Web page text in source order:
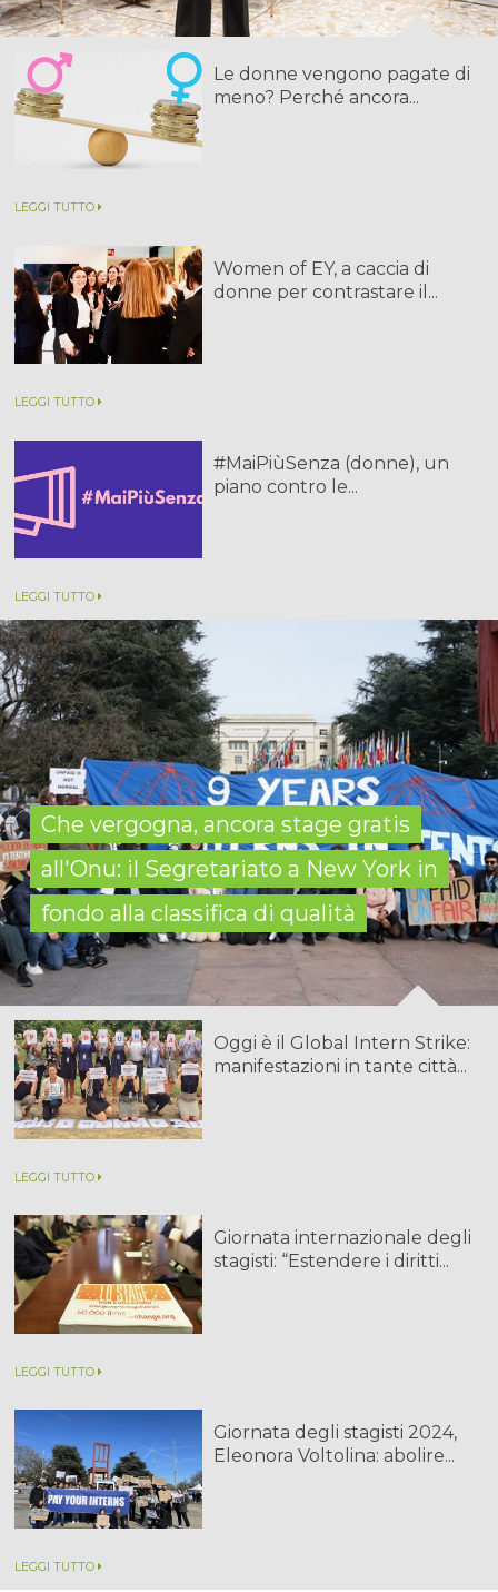
Le donne vengono pagate di
meno? Perché ancora...
LEGGI TUTTO
Women of EY, a caccia di
donne per contrastare il...
LEGGI TUTTO
#MaiPiùSenza (donne), un
piano contro le...
LEGGI TUTTO
Che vergogna, ancora stage gratis
all'Onu: il Segretariato a New York in
fondo alla classifica di qualità
Oggi è il Global Intern Strike:
manifestazioni in tante città...
LEGGI TUTTO
Giornata internazionale degli
stagisti: “Estendere i diritti...
LEGGI TUTTO
Giornata degli stagisti 2024,
Eleonora Voltolina: abolire...
LEGGI TUTTO